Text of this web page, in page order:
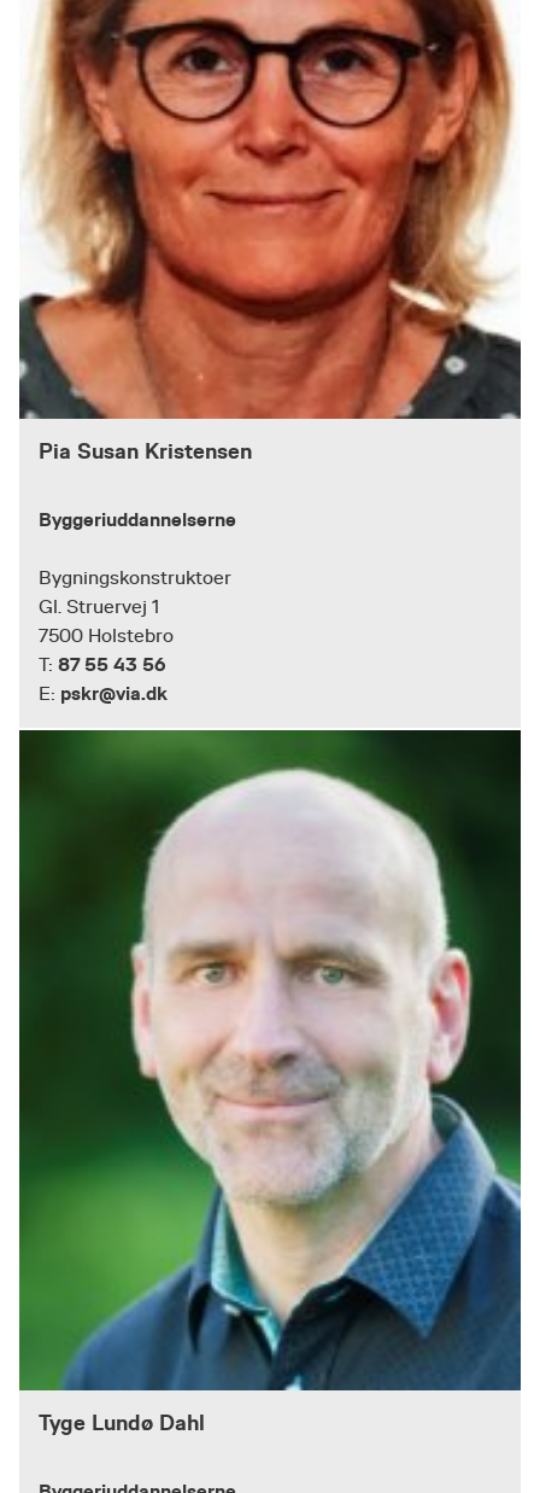
Pia Susan Kristensen
Byggeriuddannelserne
Bygningskonstruktoer
Gl. Struervej 1
7500 Holstebro
T: 87 55 43 56
E: pskr@via.dk
Tyge Lundø Dahl